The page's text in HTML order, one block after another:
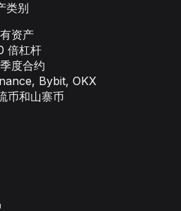
类别
资产
倍杠杆
度合约
Bybit, OKX
币和山寨币